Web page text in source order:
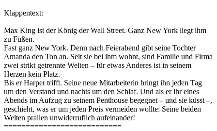
Klappentext:
Max King ist der König der Wall Street. Ganz New York liegt ihm
zu Füßen.
Fast ganz New York. Denn nach Feierabend gibt seine Tochter
Amanda den Ton an. Seit sie bei ihm wohnt, sind Familie und Firma
zwei strikt getrennte Welten – für etwas Anderes ist in seinem
Herzen kein Platz.
Bis er Harper trifft. Seine neue Mitarbeiterin bringt ihn jeden Tag
um den Verstand und nachts um den Schlaf. Und als er ihr eines
Abends im Aufzug zu seinem Penthouse begegnet – und sie küsst –,
geschieht, was er um jeden Preis vermeiden wollte: Seine beiden
Welten prallen unwiderruflich aufeinander!
===========================